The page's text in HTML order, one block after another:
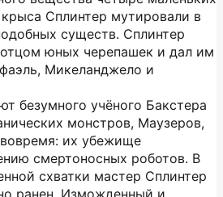
Сплинтер мутировали в
существ. Сплинтер
юных черепашек и дал им
Микеланджело и
безумного учёного Бакстера
монстров, Маузеров,
их убежище
смертоносных роботов. В
схватки мастер Сплинтер
ранен. Изможденный и